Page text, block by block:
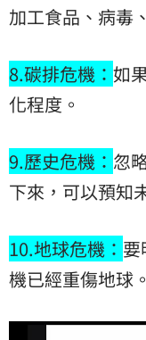
加工食品、病毒
8.碳排危機： 如
化程度。
9.歷史危機： 忽
下來，可以預知
10.地球危機：
機已經重傷地球